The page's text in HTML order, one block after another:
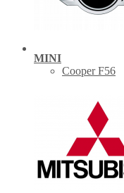
MINI
Cooper F56